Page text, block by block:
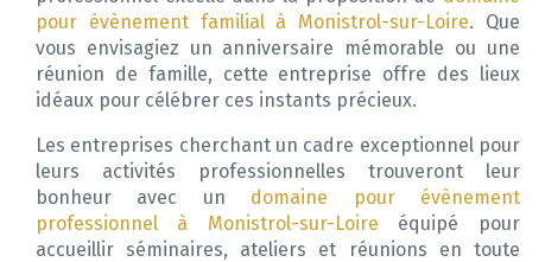
pour évènement familial à Monistrol-sur-Loire. Que
vous envisagiez un anniversaire mémorable ou une
réunion de famille, cette entreprise offre des lieux
idéaux pour célébrer ces instants précieux.
Les entreprises cherchant un cadre exceptionnel pour
leurs activités professionnelles trouveront leur
bonheur avec un domaine pour évènement
professionnel à Monistrol-sur-Loire équipé pour
accueillir séminaires, ateliers et réunions en toute